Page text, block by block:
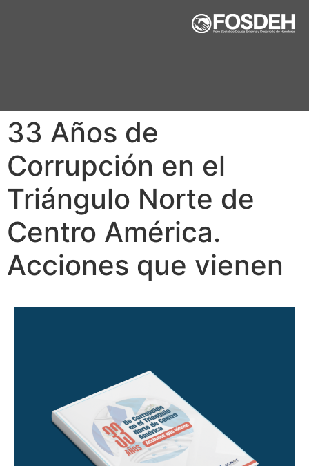
33 Años de
Corrupción en el
Triángulo Norte de
Centro América.
Acciones que vienen